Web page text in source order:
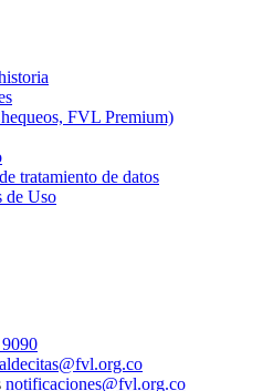
FVL Premium)
tratamiento de datos
de Uso
notificaciones@fvl.org.co